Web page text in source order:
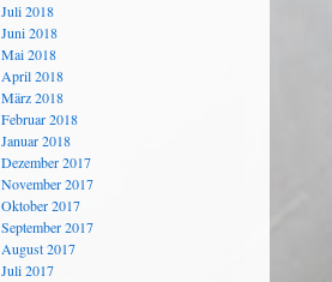
Juli 2018
Juni 2018
Mai 2018
April 2018
März 2018
Februar 2018
Januar 2018
Dezember 2017
November 2017
Oktober 2017
September 2017
August 2017
Juli 2017